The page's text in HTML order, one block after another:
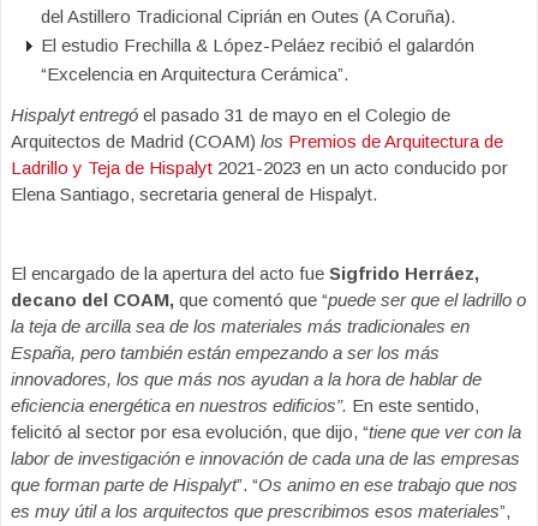
del Astillero Tradicional Ciprián en Outes (A Coruña).
El estudio Frechilla & López-Peláez recibió el galardón
“Excelencia en Arquitectura Cerámica”.
Hispalyt entregó el pasado 31 de mayo en el Colegio de
Arquitectos de Madrid (COAM) los Premios de Arquitectura de
Ladrillo y Teja de Hispalyt 2021-2023 en un acto conducido por
Elena Santiago, secretaria general de Hispalyt.
El encargado de la apertura del acto fue Sigfrido Herráez,
decano del COAM, que comentó que “puede ser que el ladrillo o
la teja de arcilla sea de los materiales más tradicionales en
España, pero también están empezando a ser los más
innovadores, los que más nos ayudan a la hora de hablar de
eficiencia energética en nuestros edificios”. En este sentido,
felicitó al sector por esa evolución, que dijo, “tiene que ver con la
labor de investigación e innovación de cada una de las empresas
que forman parte de Hispalyt”. “Os animo en ese trabajo que nos
es muy útil a los arquitectos que prescribimos esos materiales”,